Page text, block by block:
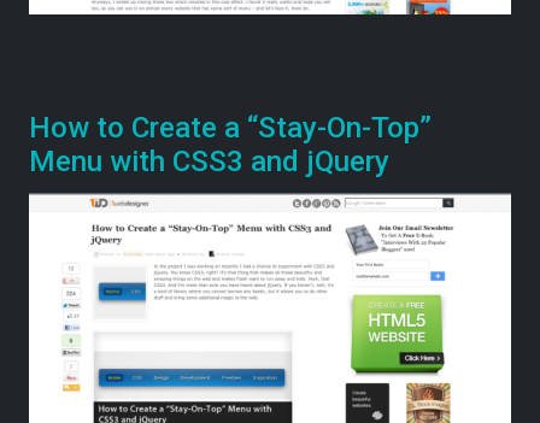
How to Create a “Stay-On-Top”
Menu with CSS3 and jQuery